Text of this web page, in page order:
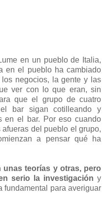
en un pueblo de Italia,
en el pueblo ha cambiado
negocios, la gente y las
ver con lo que eran, sin
que el grupo de cuatro
bar sigan cotilleando y
en el bar. Por eso cuando
del pueblo el grupo,
a pensar qué ha
teorías y otras, pero
serio la investigación y
fundamental para averiguar